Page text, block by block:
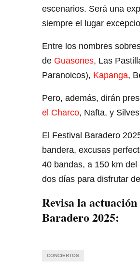
escenarios. Será una
siempre el lugar
Entre los nombres
de Guasones, Las
Paranoicos), Kapanga,
Pero, además, dirán
el Charco, Nafta, y
El Festival Baradero
bandera, excusas
40 bandas, a 150 km
dos días para disfrutar
Revisa la
Baradero 2025:
CONCIERTOS